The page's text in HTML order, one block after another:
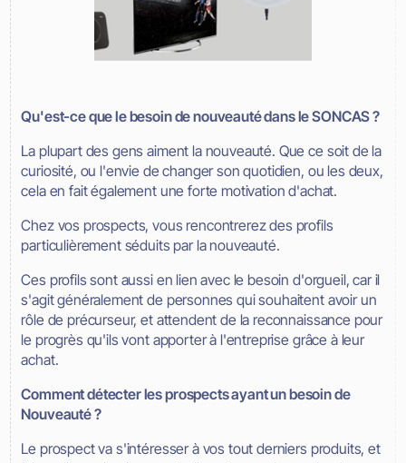
Qu'est-ce que le besoin de nouveauté dans le SONCAS ?
La plupart des gens aiment la nouveauté. Que ce soit de la
curiosité, ou l'envie de changer son quotidien, ou les deux,
cela en fait également une forte motivation d'achat.
Chez vos prospects, vous rencontrerez des profils
particulièrement séduits par la nouveauté.
Ces profils sont aussi en lien avec le besoin d'orgueil, car il
s'agit généralement de personnes qui souhaitent avoir un
rôle de précurseur, et attendent de la reconnaissance pour
le progrès qu'ils vont apporter à l'entreprise grâce à leur
achat.
Comment détecter les prospects ayant un besoin de
Nouveauté ?
Le prospect va s'intéresser à vos tout derniers produits, et